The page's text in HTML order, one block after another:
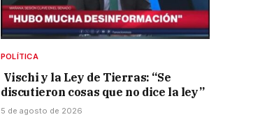
POLÍTICA
Vischi y la Ley de Tierras: “Se
discutieron cosas que no dice la ley”
5 de agosto de 2026